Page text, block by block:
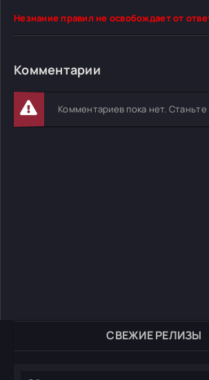
СВЕЖИЕ РЕЛИЗЫ
Незнание правил не освобождает от
Комментарии
Комментариев пока нет.